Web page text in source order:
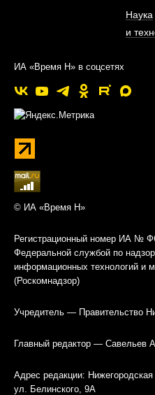
Наука
и
ИА «Время Н» в соцсетях
© ИА «Время Н»
Регистрационный номер ИА №
Федеральной службой по
информационных технологий и
(Роскомнадзор)
Учредитель — Правительство
Главный редактор — Савельев
Адрес редакции:
ул. Белинского, 9А